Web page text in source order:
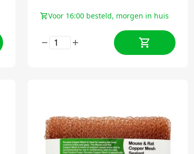
Voor 16:00 besteld, morgen in huis